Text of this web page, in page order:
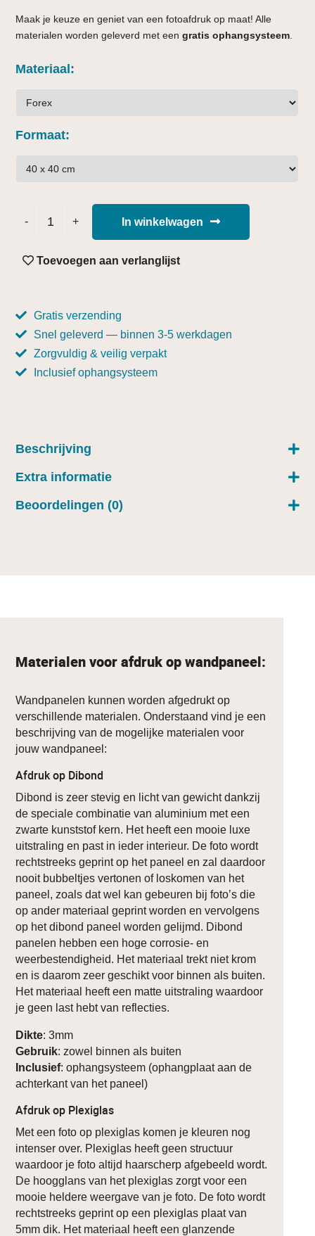
Maak je keuze en geniet van een fotoafdruk op maat! Alle
materialen worden geleverd met eengratis ophangsysteem
Materiaal
Formaat
In winkelwagen
Toevoegen aan verlanglijst
Gratis verzending
Snel geleverd — binnen 3-5 werkdagen
Zorgvuldig & veilig verpakt
Inclusief ophangsysteem
Beschrijving
Extra informatie
Beoordelingen (0)
Materialen voor afdruk op wandpaneel:
Wandpanelen kunnen worden afgedrukt op
verschillende materialen. Onderstaand vind je een
beschrijving van de mogelijke materialen voor
jouw wandpaneel:
Afdruk op Dibond
Dibond is zeer stevig en licht van gewicht dankzij
de speciale combinatie van aluminium met een
zwarte kunststof kern. Het heeft een mooie luxe
uitstraling en past in ieder interieur. De foto wordt
rechtstreeks geprint op het paneel en zal daardoor
nooit bubbeltjes vertonen of loskomen van het
paneel, zoals dat wel kan gebeuren bij foto’s die
op ander materiaal geprint worden en vervolgens
op het dibond paneel worden gelijmd. Dibond
panelen hebben een hoge corrosie- en
weerbestendigheid. Het materiaal trekt niet krom
en is daarom zeer geschikt voor binnen als buiten.
Het materiaal heeft een matte uitstraling waardoor
je geen last hebt van reflecties.
Dikte: 3mm
Gebruik: zowel binnen als buiten
Inclusief: ophangsysteem (ophangplaat aan de
achterkant van het paneel)
Afdruk op Plexiglas
Met een foto op plexiglas komen je kleuren nog
intenser over. Plexiglas heeft geen structuur
waardoor je foto altijd haarscherp afgebeeld wordt.
De hoogglans van het plexiglas zorgt voor een
mooie heldere weergave van je foto. De foto wordt
rechtstreeks geprint op een plexiglas plaat van
5mm dik. Het materiaal heeft een glanzende